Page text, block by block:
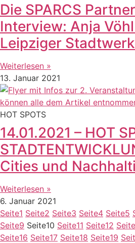
Die SPARCS
Interview: Anja
Leipziger
Weiterlesen »
13. Januar 2021
HOT SPOTS
14.01.2021 – HOT
Cities und
Weiterlesen »
6. Januar 2021
Seite1 Seite2 Seite3 Seite4 Seite5
Seite9 Seite10 Seite11 Seite12 Seite
Seite16 Seite17 Seite18 Seite19